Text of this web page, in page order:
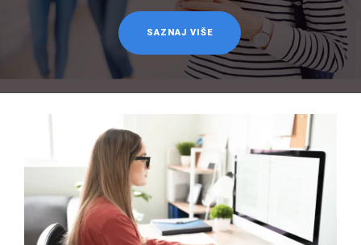
PREVODILAČKI BIRO
KURSEVI
NOVOSTI
KONTAKT
SAZNAJ VIŠE
SAZNAJ VIŠE